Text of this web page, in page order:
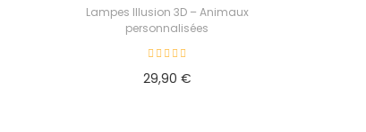
Lampes Illusion 3D – Animaux
personnalisées
29,90 €